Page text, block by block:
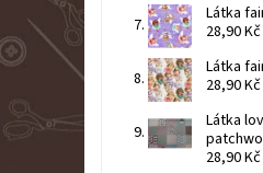
Látka
28,90 Kč
Látka
28,90 Kč
Látka
28,90 Kč